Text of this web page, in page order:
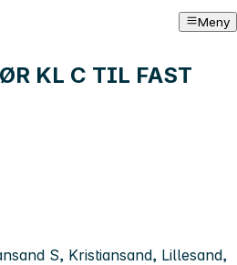
Meny
KL C TIL FAST
S, Kristiansand, Lillesand,